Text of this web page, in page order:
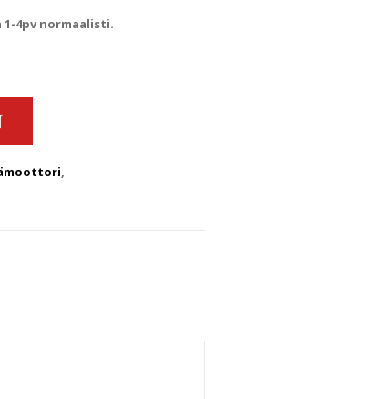
4pv normaalisti.
POTKURI 4-8HV QUANTITY
,